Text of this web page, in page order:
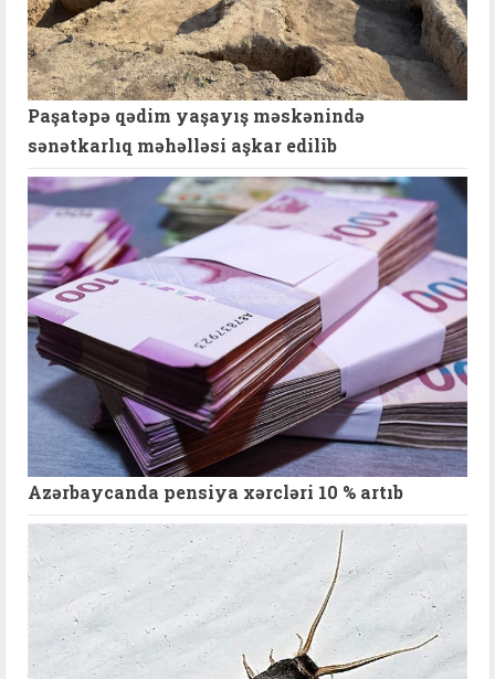
Paşatəpə qədim yaşayış məskənində
sənətkarlıq məhəlləsi aşkar edilib
Azərbaycanda pensiya xərcləri 10 % artıb